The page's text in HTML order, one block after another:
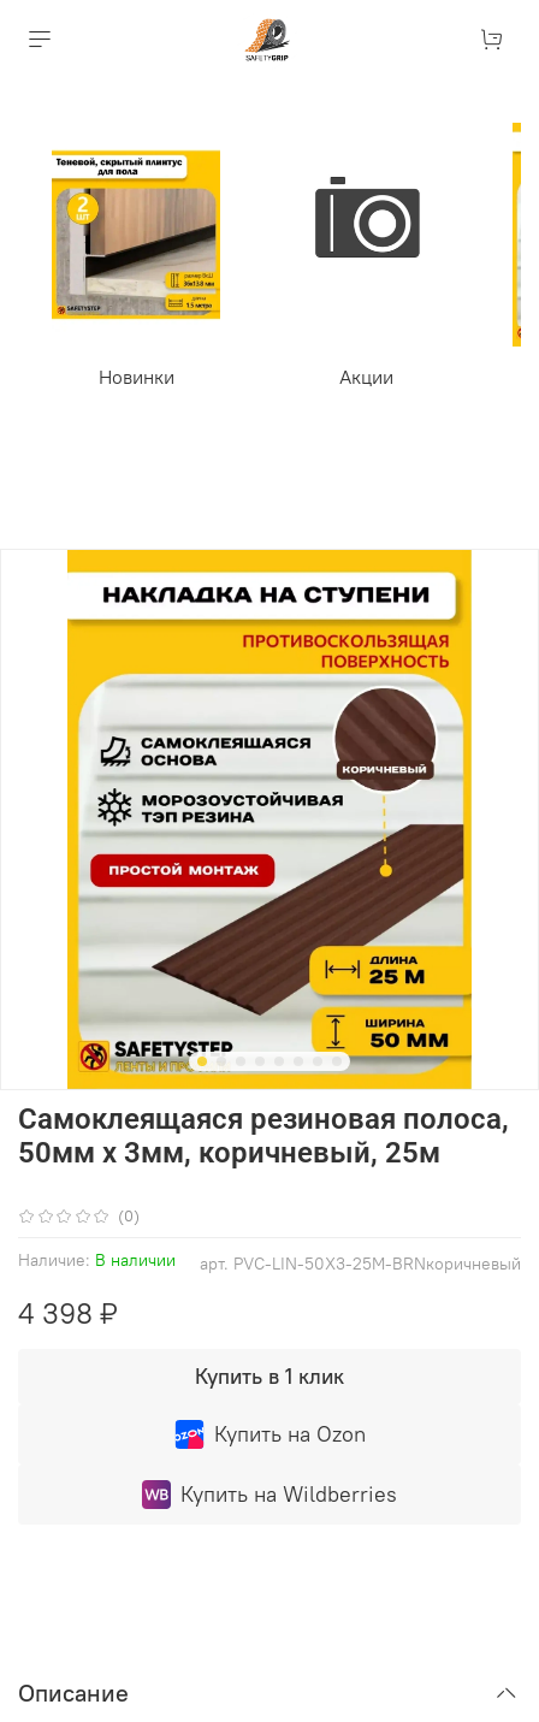
Новинки Акции
(0)
арт. PVC-LIN-50X3-25М-BRNкоричневый
Наличие: В наличии
Самоклеящаяся резиновая полоса,
50мм х 3мм, коричневый, 25м
4 398 ₽
Купить в 1 клик
Купить на Ozon
Купить на Wildberries
Описание